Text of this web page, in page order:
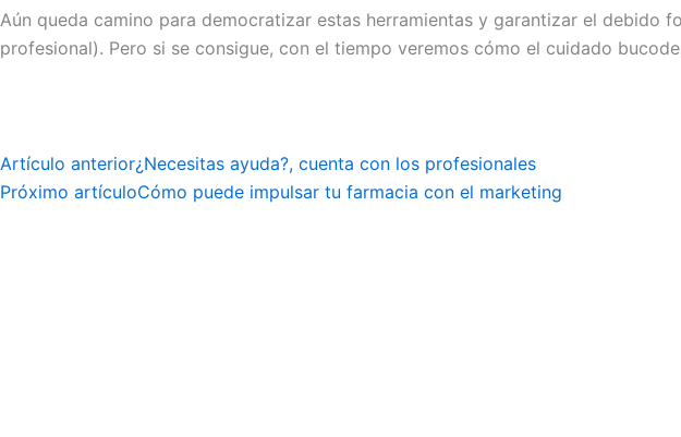
Aún queda camino para democratizar estas herramientas y garantizar el
profesional). Pero si se consigue, con el tiempo veremos cómo el cuidado
Artículo anterior¿Necesitas ayuda?, cuenta con los profesionales
Próximo artículoCómo puede impulsar tu farmacia con el marketing